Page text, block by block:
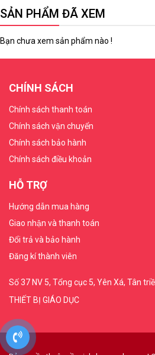
SẢN PHẨM ĐÃ XEM
Bạn chưa xem sản phẩm nào !
CHÍNH SÁCH
Chính sách thanh toán
Chính sách vận chuyển
Chính sách bảo hành
Chính sách điều khoản
HỖ TRỢ
Hướng dẫn mua hàng
Giao nhận và thanh toán
Đổi trả và bảo hành
Đăng kí thành viên
Số 37 NV 5, Tổng cục 5, Yên Xá, Tân
THIẾT BỊ GIÁO DỤC